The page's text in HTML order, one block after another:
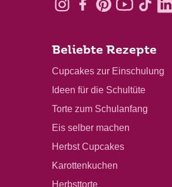
Beliebte Rezepte
Cupcakes zur Einschulung
Ideen für die Schultüte
Torte zum Schulanfang
Eis selber machen
Herbst Cupcakes
Karottenkuchen
Herbsttorte